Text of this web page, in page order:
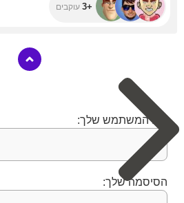
+3 עוקבים
שם המשתמש שלך:
הסיסמה שלך: